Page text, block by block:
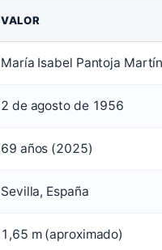
VALOR
María Isabel Pantoja
2 de agosto de 1956
69 años (2025)
Sevilla, España
1,65 m (aproximado)